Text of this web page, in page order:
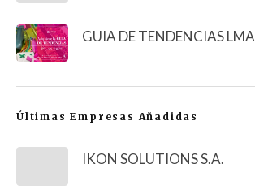
GUIA DE TENDENCIAS LMA
Últimas Empresas Añadidas
IKON SOLUTIONS S.A.